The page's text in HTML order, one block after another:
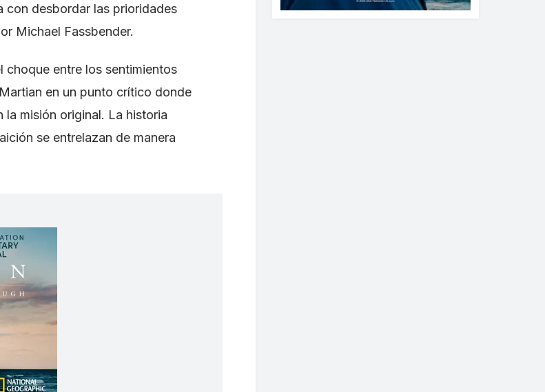
con desbordar las prioridades
Michael Fassbender.
choque entre los sentimientos
en un punto crítico donde
misión original. La historia
se entrelazan de manera